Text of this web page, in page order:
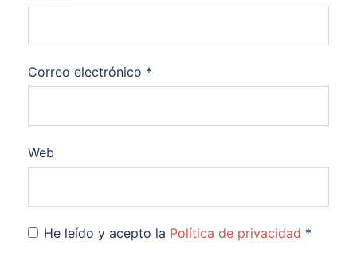
Correo electrónico *
Web
He leído y acepto la Política de privacidad *